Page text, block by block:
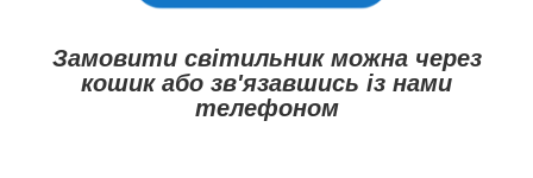
Замовити світильник можна через
кошик або зв'язавшись із нами
телефоном